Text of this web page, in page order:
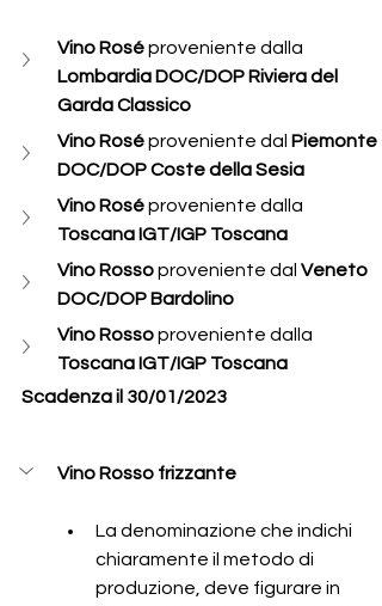
Vino Rosé proveniente dalla
Lombardia DOC/DOP Riviera del
Garda Classico
Vino Rosé proveniente dal Piemonte
DOC/DOP Coste della Sesia
Vino Rosé proveniente dalla
Toscana IGT/IGP Toscana
Vino Rosso proveniente dal Veneto
DOC/DOP Bardolino
Vino Rosso proveniente dalla
Toscana IGT/IGP Toscana
Scadenza il 30/01/2023
Vino Rosso frizzante
La denominazione che indichi
chiaramente il metodo di
produzione, deve figurare in